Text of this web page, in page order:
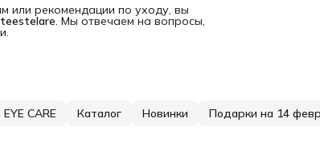
или рекомендации по уходу, вы
. Мы отвечаем на вопросы,
CARE Каталог Новинки